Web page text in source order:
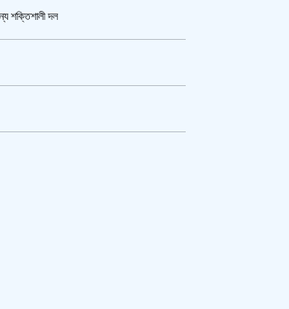
ভারতের শিক্ষামন্ত্রী ধর্মেন্দ্র প্রধানের
শক্তিশালী দল